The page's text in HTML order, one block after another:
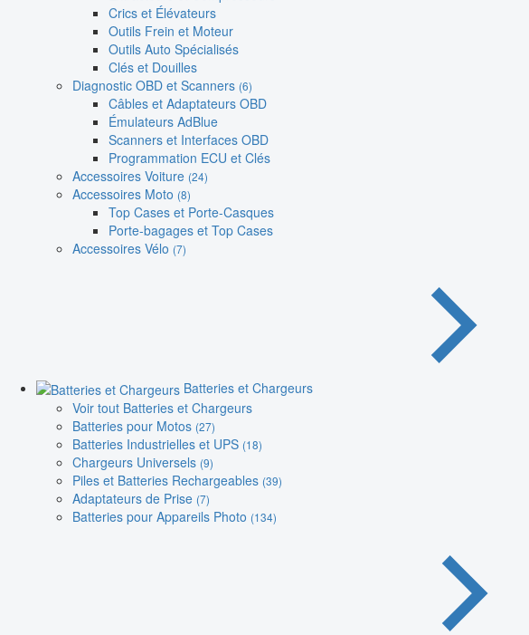
Crics et Élévateurs
Outils Frein et Moteur
Outils Auto Spécialisés
Clés et Douilles
Diagnostic OBD et Scanners (6)
Câbles et Adaptateurs OBD
Émulateurs AdBlue
Scanners et Interfaces OBD
Programmation ECU et Clés
Accessoires Voiture (24)
Accessoires Moto (8)
Top Cases et Porte-Casques
Porte-bagages et Top Cases
Accessoires Vélo (7)
Batteries et Chargeurs
Voir tout Batteries et Chargeurs
Batteries pour Motos (27)
Batteries Industrielles et UPS (18)
Chargeurs Universels (9)
Piles et Batteries Rechargeables (39)
Adaptateurs de Prise (7)
Batteries pour Appareils Photo (134)